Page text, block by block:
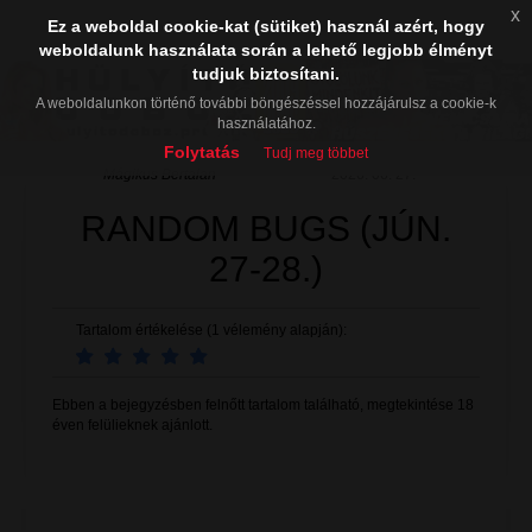
RANDOM BUGS (JÚN.
27-28.)
Tartalom értékelése (1 vélemény alapján):
Ebben a bejegyzésben felnőtt tartalom található, megtekintése 18
éven felülieknek ajánlott.
Ez a weboldal cookie-kat (sütiket) használ azért, hogy
weboldalunk használata során a lehető legjobb élményt
tudjuk biztosítani.
A weboldalunkon történő további böngészéssel hozzájárulsz a cookie-k
használatához.
Folytatás Tudj meg többet
x